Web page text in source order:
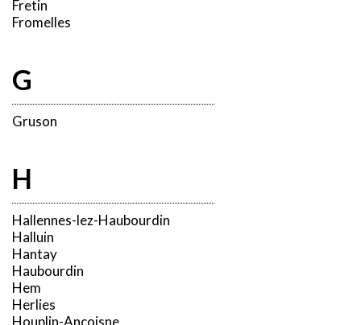
Fretin
Fromelles
G
Gruson
H
Hallennes-lez-Haubourdin
Halluin
Hantay
Haubourdin
Hem
Herlies
Houplin-Ancoisne